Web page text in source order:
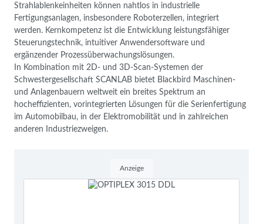
Strahlablenkeinheiten können nahtlos in industrielle
Fertigungsanlagen, insbesondere Roboterzellen, integriert
werden. Kernkompetenz ist die Entwicklung leistungsfähiger
Steuerungstechnik, intuitiver Anwendersoftware und
ergänzender Prozessüberwachungslösungen.
In Kombination mit 2D- und 3D-Scan-Systemen der
Schwestergesellschaft SCANLAB bietet Blackbird Maschinen-
und Anlagenbauern weltweit ein breites Spektrum an
hocheffizienten, vorintegrierten Lösungen für die Serienfertigung
im Automobilbau, in der Elektromobilität und in zahlreichen
anderen Industriezweigen.
Anzeige